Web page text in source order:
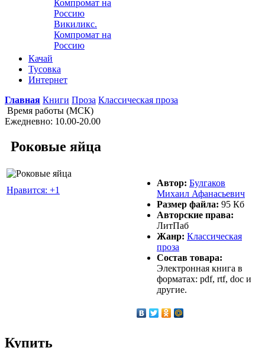
Викиликс.
Компромат на
Россию
Качай
Тусовка
Интернет
Главная Книги Проза Классическая проза
Время работы (МСК)
Ежедневно: 10.00-20.00
Роковые яйца
Нравится: +1
Автор: Булгаков
Михаил Афанасьевич
Размер файла: 95 Кб
Авторские права:
ЛитПаб
Жанр: Классическая
проза
Состав товара:
Электронная книга в
форматах: pdf, rtf, doc и
другие.
Купить